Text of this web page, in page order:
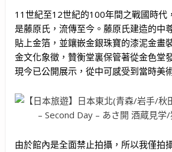
11世紀至12世紀的100年間之戰國時代
是藤原氏，流傳至今。藤原氏建造的中
貼上金箔，並鑲嵌金銀珠寶的漆泥金畫
金文化象徵，贊衡堂裏保管著從金色堂
現今已公開展示，從中可感受到當時美
由於館內是全面禁止拍攝，所以我僅拍